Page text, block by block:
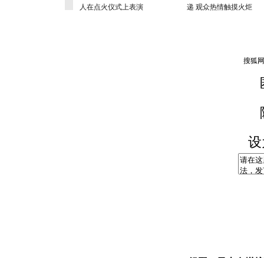
人在点火仪式上表演
递 观众热情触摸火炬